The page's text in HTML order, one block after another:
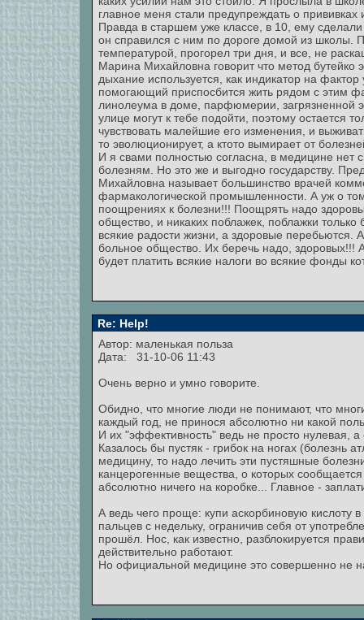
главное меня стали предупреждать о
Правда в старшем уже классе, в 10, ему сделали
он справился с ним по дороге домой из школы.
температурой, прогорел три дня, и все, не
Марина Михайловна говорит что метод бутейко
дыхание используется, как индикатор на
помогающий приспосбится жить рядом с этим
линолеума в доме, парфюмерии, загрязненной
улице могут к тебе подойти, поэтому остается
чувствовать малейшие его изменения, и
то эволюционирует, а ктото вымирает от
И я свами полностью согласна, в медицине нет
болезням. Но это же и выгодно государству.
Михайловна называет большинство врачей
фармакологической промышленности. А уж о
поощрениях к болезни!!! Поощрять надо
общество, и никаких поблажек, поблажки
всякие радости жизни, а здоровые
больное общество. Их беречь надо, здоровых!!!
будет платить всякие налоги во всякие фонды
Re: Help!
Автор: маленькая польза
Дата: 31-10-06 11:43
Очень верно и умно говорите.
Обидно, что многие люди не понимают, что
каждый год, не принося абсолютно ни какой
И их "эффективность" ведь не просто нулевая,
Казалось бы пустяк - грибок на ногах (болезнь
медицину, то надо лечить эти пустяшные
канцерогенные вещества, о которых
абсолютно ничего на коробке... Главное -
А ведь чего проще: купи аскорбиновую
пальцев с недельку, ограничив себя от
прошёл. Нос, как известно, разблокируется
действительно работают.
Но официальной медицине это совершенно не